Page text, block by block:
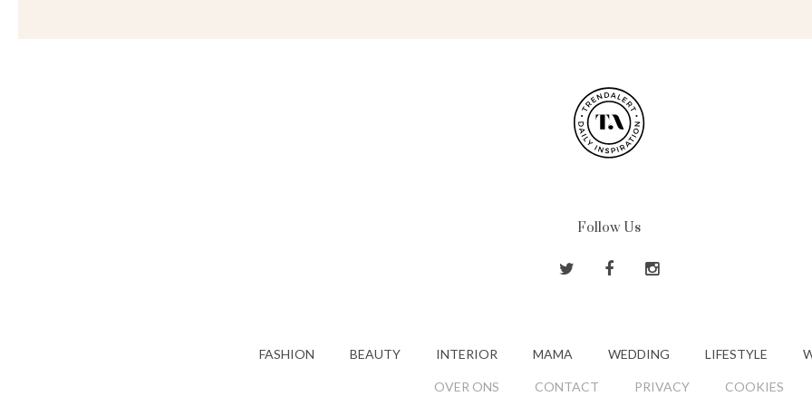
Follow Us
FASHION BEAUTY INTERIOR MAMA WEDDING LIFESTYLE
OVER ONS CONTACT PRIVACY COOKIES